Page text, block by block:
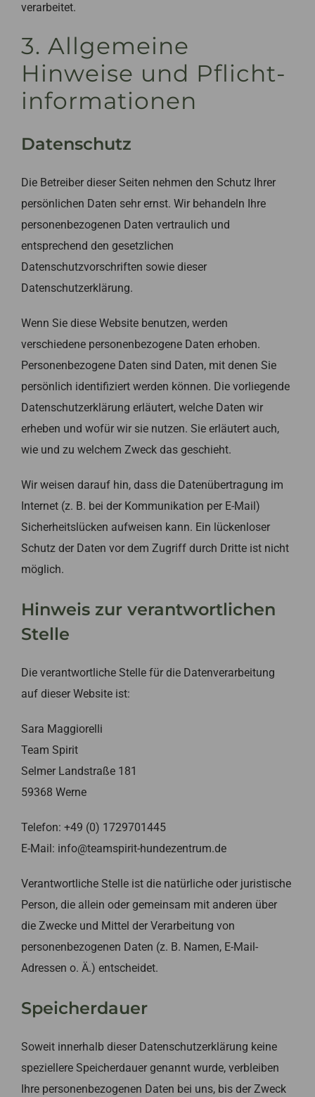
verarbeitet.
3. Allgemeine
Hinweise und Pflicht­
informationen
Datenschutz
Die Betreiber dieser Seiten nehmen den Schutz Ihrer
persönlichen Daten sehr ernst. Wir behandeln Ihre
personenbezogenen Daten vertraulich und
entsprechend den gesetzlichen
Datenschutzvorschriften sowie dieser
Datenschutzerklärung.
Wenn Sie diese Website benutzen, werden
verschiedene personenbezogene Daten erhoben.
Personenbezogene Daten sind Daten, mit denen Sie
persönlich identifiziert werden können. Die vorliegende
Datenschutzerklärung erläutert, welche Daten wir
erheben und wofür wir sie nutzen. Sie erläutert auch,
wie und zu welchem Zweck das geschieht.
Wir weisen darauf hin, dass die Datenübertragung im
Internet (z. B. bei der Kommunikation per E-Mail)
Sicherheitslücken aufweisen kann. Ein lückenloser
Schutz der Daten vor dem Zugriff durch Dritte ist nicht
möglich.
Hinweis zur verantwortlichen
Stelle
Die verantwortliche Stelle für die Datenverarbeitung
auf dieser Website ist:
Sara Maggiorelli
Team Spirit
Selmer Landstraße 181
59368 Werne
Telefon: +49 (0) 1729701445
E-Mail: info@teamspirit-hundezentrum.de
Verantwortliche Stelle ist die natürliche oder juristische
Person, die allein oder gemeinsam mit anderen über
die Zwecke und Mittel der Verarbeitung von
personenbezogenen Daten (z. B. Namen, E-Mail-
Adressen o. Ä.) entscheidet.
Speicherdauer
Soweit innerhalb dieser Datenschutzerklärung keine
speziellere Speicherdauer genannt wurde, verbleiben
Ihre personenbezogenen Daten bei uns, bis der Zweck